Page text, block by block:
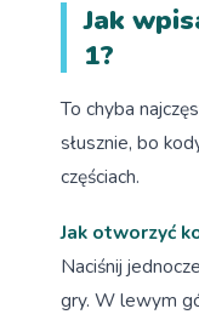
Jak
1?
To chyba
słusznie, bo
częściach.
Jak otworzyć
Naciśnij
gry. W lewym